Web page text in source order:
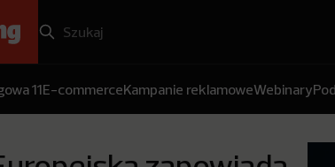
11E-commerceKampanie reklamoweWebinary